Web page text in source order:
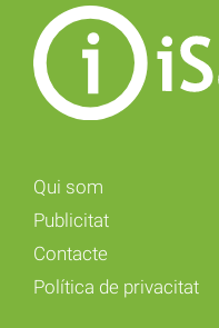
Qui som
Publicitat
Contacte
Política de privacitat